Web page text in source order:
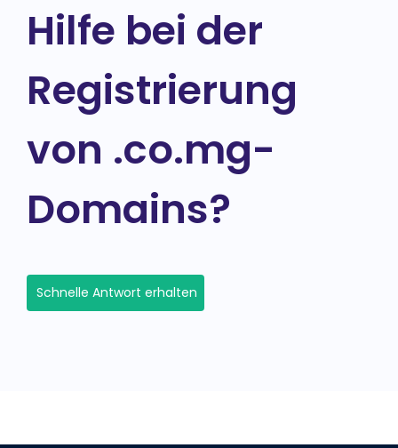
Hilfe bei der
Registrierung
von .co.mg-
Domains?
Schnelle Antwort erhalten